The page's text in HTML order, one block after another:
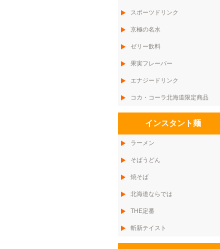
スポーツドリンク
京極の名水
ゼリー飲料
果実フレーバー
エナジードリンク
コカ・コーラ北海道限定商品
インスタント麺
ラーメン
そばうどん
焼そば
北海道ならでは
THE定番
斬新テイスト